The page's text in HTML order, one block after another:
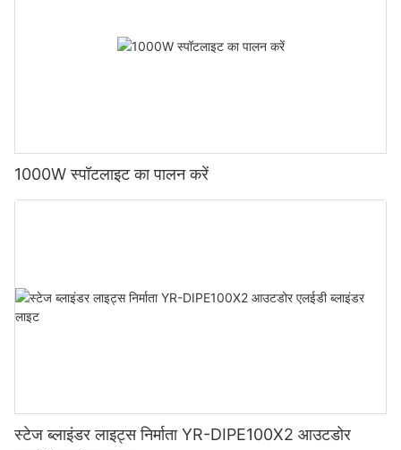
1000W स्पॉटलाइट का पालन करें
स्टेज ब्लाइंडर लाइट्स निर्माता YR-DIPE100X2 आउटडोर